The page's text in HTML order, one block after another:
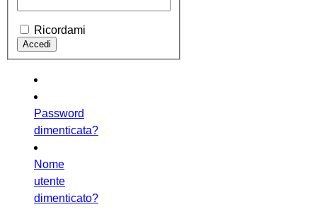
Ricordami
Password
dimenticata?
Nome
utente
dimenticato?